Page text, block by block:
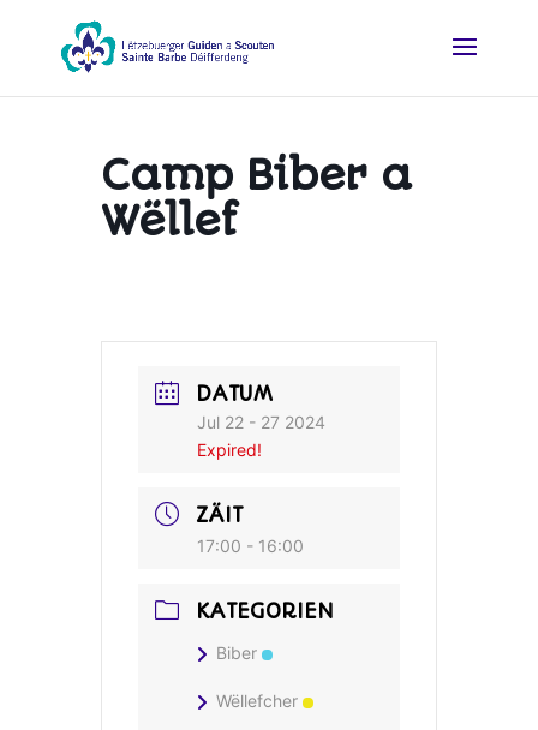
Camp Biber a
Wëllef
DATUM
Jul 22 - 27 2024
Expired!
ZÄIT
17:00 - 16:00
KATEGORIEN
Biber
Wëllefcher